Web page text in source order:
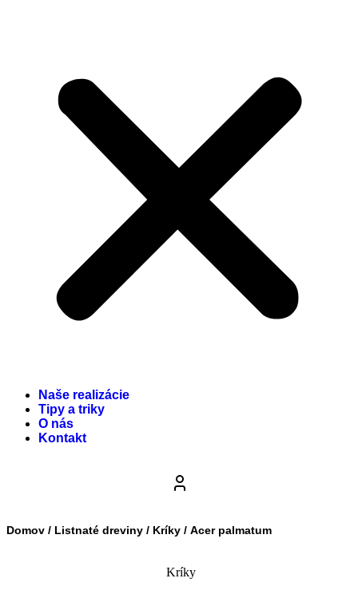
Naše realizácie
Tipy a triky
O nás
Kontakt
Domov / Listnaté dreviny / Kríky / Acer palmatum
Kríky